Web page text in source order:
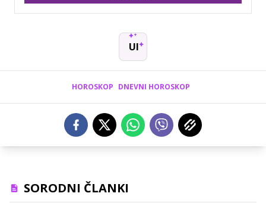
UI
HOROSKOP DNEVNI HOROSKOP
SORODNI ČLANKI